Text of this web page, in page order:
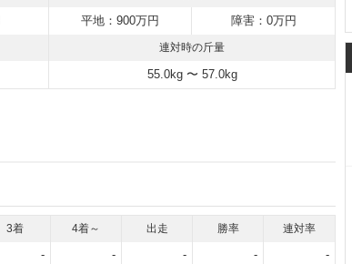
平地：900万円 障害：0万円
連対時の斤量
55.0kg 〜 57.0kg
3着 4着～ 出走 勝率 連対率
- - - -
-